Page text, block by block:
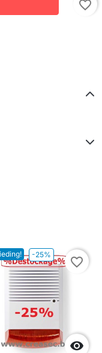
favorite_border
-25%

favorite_border